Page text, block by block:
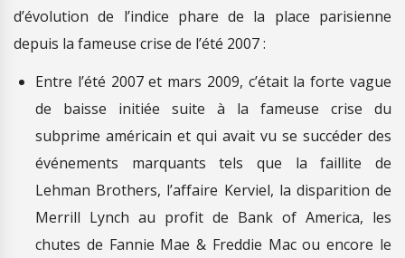
d’évolution de l’indice phare de la place parisienne
depuis la fameuse crise de l’été 2007 :
Entre l’été 2007 et mars 2009, c’était la forte vague
de baisse initiée suite à la fameuse crise du
subprime américain et qui avait vu se succéder des
événements marquants tels que la faillite de
Lehman Brothers, l’affaire Kerviel, la disparition de
Merrill Lynch au profit de Bank of America, les
chutes de Fannie Mae & Freddie Mac ou encore le